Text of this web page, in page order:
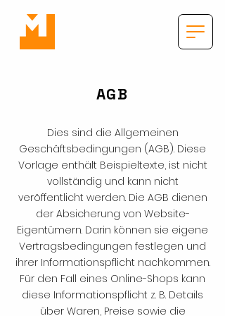
AGB
Dies sind die Allgemeinen
Geschäftsbedingungen (AGB). Diese
Vorlage enthält Beispieltexte, ist nicht
vollständig und kann nicht
veröffentlicht werden. Die AGB dienen
der Absicherung von Website-
Eigentümern. Darin können sie eigene
Vertragsbedingungen festlegen und
ihrer Informationspflicht nachkommen.
Für den Fall eines Online-Shops kann
diese Informationspflicht z. B. Details
über Waren, Preise sowie die